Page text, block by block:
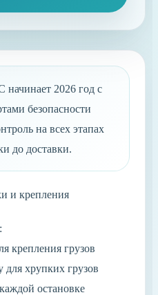
2026 год с
безопасности
на всех этапах
до доставки.
и крепления
крепления грузов
хрупких грузов
остановке